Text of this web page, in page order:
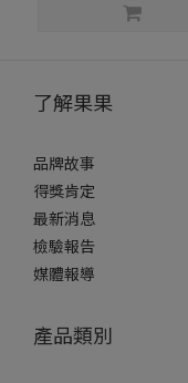
了解果果
品牌故事
得獎肯定
最新消息
檢驗報告
媒體報導
產品類別